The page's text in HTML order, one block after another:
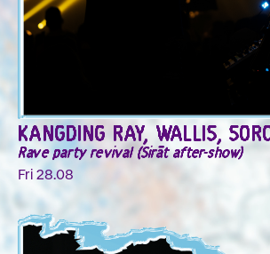
KANGDING RAY, WALLIS,
Rave party revival (Sirāt after-show)
Fri 28.08